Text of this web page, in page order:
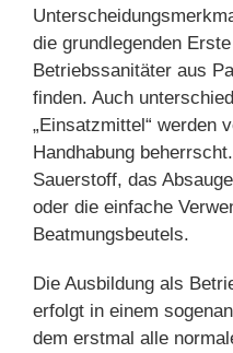
die grundlegenden
Betriebssanitäter aus
finden. Auch
„Einsatzmittel“ werden
Handhabung
Sauerstoff, das
oder die einfache
Beatmungsbeutels.
Die Ausbildung als
erfolgt in einem
dem erstmal alle